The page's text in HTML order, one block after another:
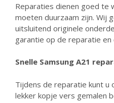
Reparaties dienen goed te
moeten duurzaam zijn. Wij
uitsluitend originele
garantie op de reparatie
Snelle Samsung A21
Tijdens de reparatie kunt u
lekker kopje vers gemalen